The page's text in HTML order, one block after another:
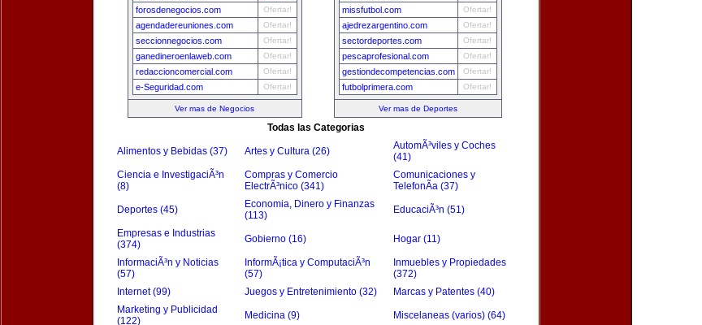
forosdenegocios.com Ofertar!
agendadereuniones.com Ofertar!
seccionnegocios.com Ofertar!
ganedineroenlaweb.com Ofertar!
redaccioncomercial.com Ofertar!
e-Seguridad.com Ofertar!
Ver mas de Negocios
missfutbol.com Ofertar!
ajedrezargentino.com Ofertar!
sectordeportes.com Ofertar!
pescaprofesional.com Ofertar!
gestiondecompetencias.com Ofertar!
futbolprimera.com Ofertar!
Ver mas de Deportes
Todas las Categorias
Alimentos y Bebidas (37) Artes y Cultura (26)
AutomÃ³viles y Coches
(41)
Ciencia e InvestigaciÃ³n
(8)
Compras y Comercio
ElectrÃ³nico (341)
Comunicaciones y
TelefonÃ­a (37)
Deportes (45)
Economia, Dinero y Finanzas
(113)
EducaciÃ³n (51)
Empresas e Industrias
(374)
Gobierno (16) Hogar (11)
InformaciÃ³n y Noticias
(57)
InformÃ¡tica y ComputaciÃ³n
(57)
Inmuebles y Propiedades
(372)
Internet (99)
Juegos y Entretenimiento (32)
Marcas y Patentes (40)
Marketing y Publicidad
(122)
Medicina (9) Miscelaneas (varios) (64)